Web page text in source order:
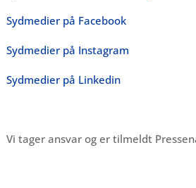
Sydmedier på Facebook
Sydmedier på Instagram
Sydmedier på Linkedin
Vi tager ansvar og er tilmeldt